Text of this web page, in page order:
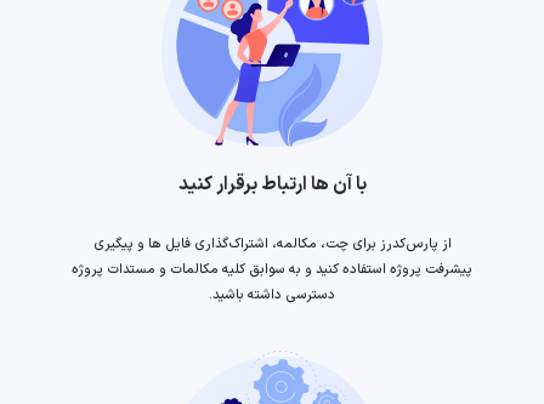
با آن ها ارتباط برقرار کنید
از پارس‌کدرز برای چت، مکالمه، اشتراک‌گذاری فایل ها و پیگیری
پیشرفت پروژه استفاده کنید و به سوابق کلیه مکالمات و مستدات پروژه
دسترسی داشته باشید.